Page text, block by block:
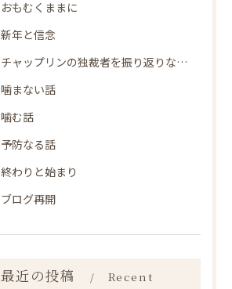
おもむくままに
新年と信念
チャップリンの独裁者を振り返りながら
噛まない話
噛む話
予防なる話
終わりと始まり
ブログ再開
最近の投稿
Recent